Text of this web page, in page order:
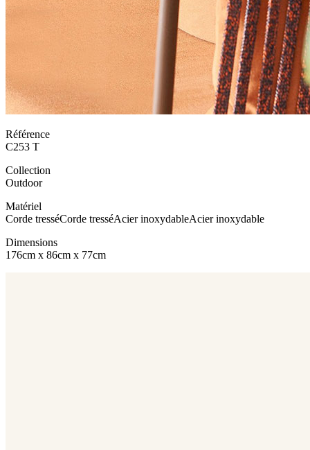
Référence
C253 T
Collection
Outdoor
Matériel
Corde tresséCorde tresséAcier inoxydableAcier inoxydable
Dimensions
176cm x 86cm x 77cm